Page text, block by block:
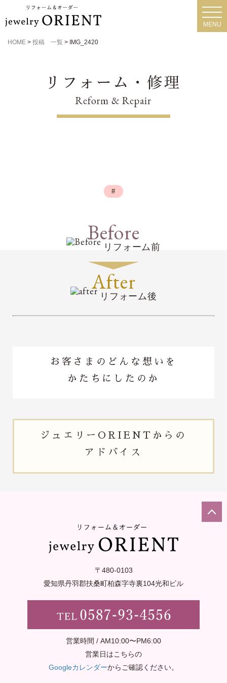
MENU
HOME > 投稿 一覧 > IMG_2420
#
Before
リフォーム前
After
リフォーム後
お客さまのどんな想いを
かたちにしたのか
ジュエリー ORIENTからの
アドバイス
〒480-0103
愛知県丹羽郡扶桑町柏森字寺裏104光和ビル
営業時間 / AM10:00〜PM6:00
営業日はこちらの
Googleカレンダーからご確認ください。